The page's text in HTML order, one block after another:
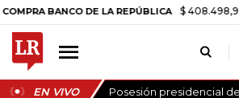
DE LA REPÚBLICA $ 408.498,97 +$
EN VIVO Posesión presidencial